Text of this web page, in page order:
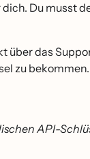
Du musst
über das
zu
API-